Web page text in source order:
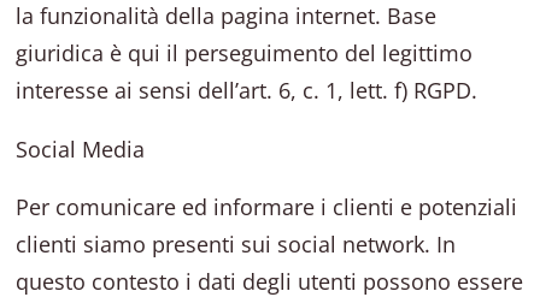
la funzionalità della pagina internet. Base
giuridica è qui il perseguimento del legittimo
interesse ai sensi dell’art. 6, c. 1, lett. f) RGPD.
Social Media
Per comunicare ed informare i clienti e potenziali
clienti siamo presenti sui social network. In
questo contesto i dati degli utenti possono essere